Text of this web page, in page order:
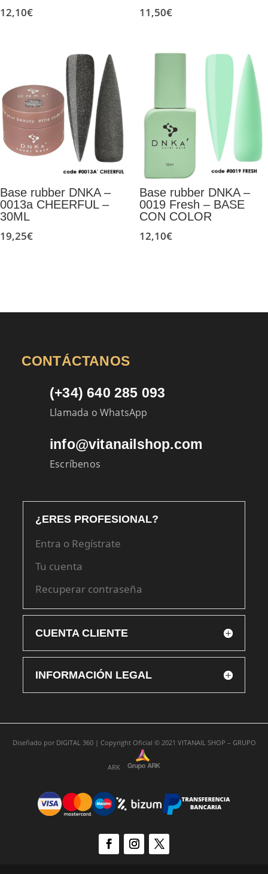
12,10€ 11,50€
Base rubber DNKA –
0013a CHEERFUL –
30ML
19,25€
Base rubber DNKA –
0019 Fresh – BASE
CON COLOR
12,10€
CONTÁCTANOS
(+34) 640 285 093
Llamada o WhatsApp
info@vitanailshop.com
Escríbenos
¿ERES PROFESIONAL?
Entra o Regístrate
Tu cuenta
Recuperar contraseña
CUENTA CLIENTE
INFORMACIÓN LEGAL
Diseñado por DIGITAL 360 | Copyright Oficial © 2021 VITANAIL SHOP – GRUPO
ARK